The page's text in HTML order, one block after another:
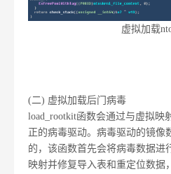
虚拟加载
(二) 虚拟加载后门病毒
load_rootkit函数会通过与虚拟映
正的病毒驱动。病毒驱动的镜像
的，该函数首先会将病毒数据进
映射并修复导入表和重定位数据